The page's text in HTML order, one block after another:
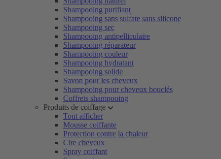
Shampooing purifiant
Shampooing sans sulfate sans silicone
Shampooing sec
Shampooing antipelliculaire
Shampooing réparateur
Shampooing couleur
Shampooing hydratant
Shampooing solide
Savon pour les cheveux
Shampooing pour cheveux bouclés
Coffrets shampooing
Produits de coiffage
Tout afficher
Mousse coiffante
Protection contre la chaleur
Cire cheveux
Spray coiffant